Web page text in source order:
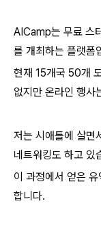
AICamp는 무료 스
를 개최하는 플랫폼
현재 15개국 50개
없지만 온라인 행사
저는 시애틀에 살면
네트워킹도 하고 있
이 과정에서 얻은
합니다.